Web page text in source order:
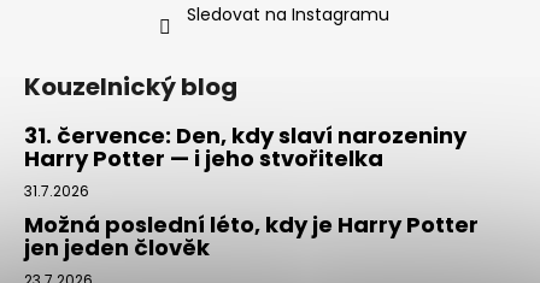
Sledovat na Instagramu
Kouzelnický blog
31. července: Den, kdy slaví narozeniny
Harry Potter — i jeho stvořitelka
31.7.2026
Možná poslední léto, kdy je Harry Potter
jen jeden člověk